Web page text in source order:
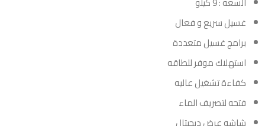
غسيل سريع و فعال
برامج غسيل متعددة
استهلاك موفر للطاقه
كفاءة تشغيل عاليه
فتحه لتصريف الماء